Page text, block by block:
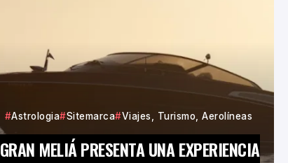
Astrologia Sitemarca Viajes, Turismo, Aerolíneas
GRAN MELIÁ PRESENTA UNA EXPERIENCIA